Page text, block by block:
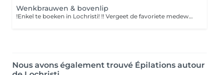
Wenkbrauwen & bovenlip
!Enkel te boeken in Lochristi! !! Vergeet de favoriete medewerker (locatie) niet te selecteren !!
Nous avons également trouvé Épilations autour